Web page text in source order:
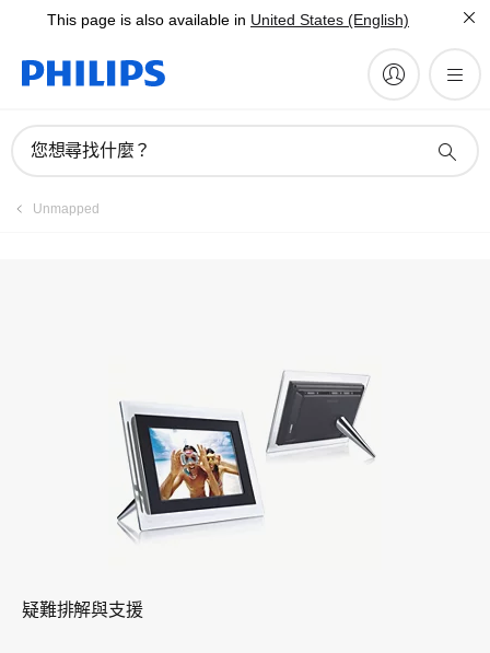
This page is also available in United States (English)
您想尋找什麼？
Unmapped
疑難排解與支援